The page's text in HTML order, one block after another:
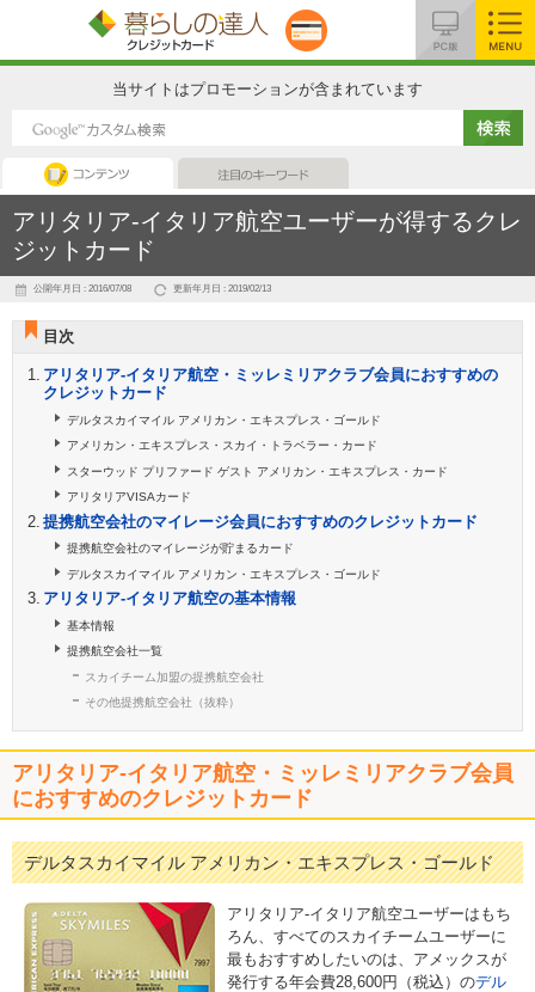
MENU
当サイトはプロモーションが含まれています
コンテンツ 注目のキーワード
アリタリア-イタリア航空ユーザーが得するクレ
ジットカード
公開年月日 : 2016/07/08 更新年月日 : 2019/02/13
目次
アリタリア-イタリア航空・ミッレミリアクラブ会員におすすめの
クレジットカード
デルタスカイマイル アメリカン・エキスプレス・ゴールド
アメリカン・エキスプレス・スカイ・トラベラー・カード
スターウッド プリファード ゲスト アメリカン・エキスプレス・カード
アリタリアVISAカード
提携航空会社のマイレージ会員におすすめのクレジットカード
提携航空会社のマイレージが貯まるカード
デルタスカイマイル アメリカン・エキスプレス・ゴールド
アリタリア-イタリア航空の基本情報
基本情報
提携航空会社一覧
スカイチーム加盟の提携航空会社
その他提携航空会社（抜粋）
アリタリア-イタリア航空・ミッレミリアクラブ会員
におすすめのクレジットカード
デルタスカイマイル アメリカン・エキスプレス・ゴールド
アリタリア-イタリア航空ユーザーはもち
ろん、すべてのスカイチームユーザーに
最もおすすめしたいのは、アメックスが
発行する年会費28,600円（税込）のデル